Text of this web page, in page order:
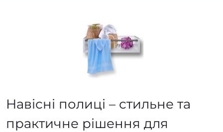
Навісні полиці – стильне та
практичне рішення для